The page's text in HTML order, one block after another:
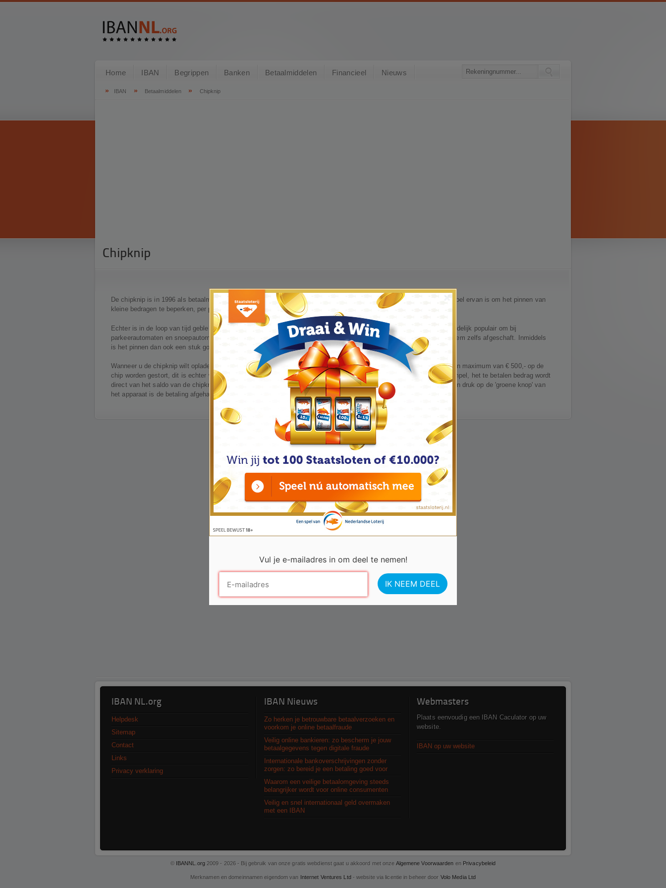
Home IBAN Begrippen Banken Betaalmiddelen Financieel Nieuws
» IBAN » Betaalmiddelen » Chipknip
Chipknip
De chipknip is in 1996 als betaalmiddel ingevoerd, gericht op het afwikkelen van kleine elektronische betalingen. Het doel ervan is om het pinnen van
kleine bedragen te beperken, per pintransactie betalen bedrijven namelijk een bepaald bedrag.
Echter is in de loop van tijd gebleken dat de chipknip nooit een dergelijk succes is geworden als gehoopt. Wel is het redelijk populair om bij
parkeerautomaten en snoepautomaten met de chipknip te betalen. Mogelijk wordt er over een bepaald termijn dit systeem zelfs afgeschaft. Inmiddels
is het pinnen dan ook een stuk goedkoper geworden.
Wanneer u de chipknip wilt opladen kan dit op een oplaadpunt, bijvoorbeeld een pinautomaat bij uwbank
. Er kan tot een maximum van € 500,- op de
chip worden gestort, dit is echter wel afhankelijk van het limiet dat is ingesteld door uw bank. Het betalen gaat zeer simpel, het te betalen bedrag wordt
direct van het saldo van de chipknip in mindering gebracht. Er hoeft geen pincode te worden ingevoerd, met slechts één druk op de 'groene knop' van
het apparaat is de betaling afgehandeld.
IBAN NL.org
Helpdesk
Sitemap
Contact
Links
Privacy verklaring
IBAN Nieuws
Zo herken je betrouwbare betaalverzoeken en
voorkom je online betaalfraude
Veilig online bankieren: zo bescherm je jouw
betaalgegevens tegen digitale fraude
Internationale bankoverschrijvingen zonder
zorgen: zo bereid je een betaling goed voor
Waarom een veilige betaalomgeving steeds
belangrijker wordt voor online consumenten
Veilig en snel internationaal geld overmaken
met een IBAN
Webmasters
Plaats eenvoudig een IBAN Caculator op uw
website.
IBAN op uw website
© IBANNL.org2009 - 2026 - Bij gebruik van onze gratis webdienst gaat u akkoord met onze Algemene Voorwaarden en Privacybeleid
Merknamen en domeinnamen eigendom van Internet Ventures Ltd- website via licentie in beheer door Volo Media Ltd
Vul je e-mailadres in om deel te nemen!
×